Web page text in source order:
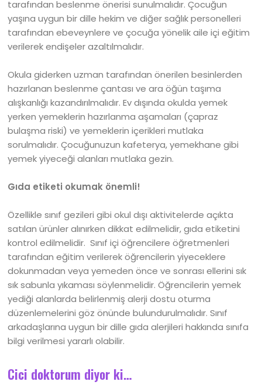
tarafından beslenme önerisi sunulmalıdır. Çocuğun
yaşına uygun bir dille hekim ve diğer sağlık personelleri
tarafından ebeveynlere ve çocuğa yönelik aile içi eğitim
verilerek endişeler azaltılmalıdır.
Okula giderken uzman tarafından önerilen besinlerden
hazırlanan beslenme çantası ve ara öğün taşıma
alışkanlığı kazandırılmalıdır. Ev dışında okulda yemek
yerken yemeklerin hazırlanma aşamaları (çapraz
bulaşma riski) ve yemeklerin içerikleri mutlaka
sorulmalıdır. Çocuğunuzun kafeterya, yemekhane gibi
yemek yiyeceği alanları mutlaka gezin.
Gıda etiketi okumak önemli!
Özellikle sınıf gezileri gibi okul dışı aktivitelerde açıkta
satılan ürünler alınırken dikkat edilmelidir, gıda etiketini
kontrol edilmelidir. Sınıf içi öğrencilere öğretmenleri
tarafından eğitim verilerek öğrencilerin yiyeceklere
dokunmadan veya yemeden önce ve sonrası ellerini sık
sık sabunla yıkaması söylenmelidir. Öğrencilerin yemek
yediği alanlarda belirlenmiş alerji dostu oturma
düzenlemelerini göz önünde bulundurulmalıdır. Sınıf
arkadaşlarına uygun bir dille gıda alerjileri hakkında sınıfa
bilgi verilmesi yararlı olabilir.
Cici doktorum diyor ki…